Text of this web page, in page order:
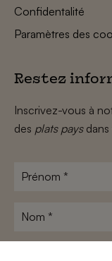
Confidentalité
Paramètres des
Restez
Inscrivez-vous à
des plats paysdans
Prénom
Nom